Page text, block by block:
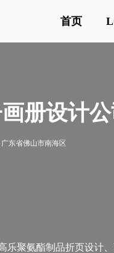
首页
册设计公
广东省佛山市南海区
聚氨酯制品折页设计